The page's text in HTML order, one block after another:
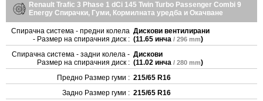
Renault Trafic 3 Phase 1 dCi 145 Twin Turbo Passenger Combi 9
Energy Спирачки, Гуми, Кормилната уредба и Окачване
Спирачна система - предни колела
- Размер на спирачния диск :
Дискови вентилирани
(11.65 инча / 296 mm)
Спирачна система - задни колела -
Размер на спирачния диск :
Дискови
(11.02 инча / 280 mm)
Предно Размер гуми : 215/65 R16
Задно Размер гуми : 215/65 R16